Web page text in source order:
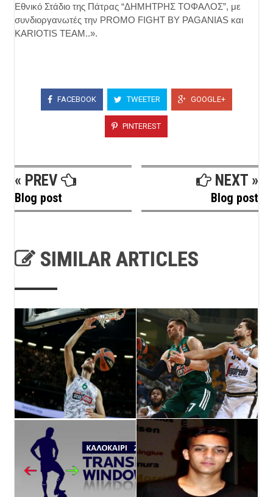
Εθνικό Στάδιο της Πάτρας “ΔΗΜΗΤΡΗΣ ΤΟΦΑΛΟΣ”, με
συνδιοργανωτές την PROMO FIGHT BY PAGANIAS και
KARIOTIS TEAM..».
FACEBOOK TWEETER GOOGLE+
PINTEREST
« PREV
Blog post
NEXT »
Blog post
SIMILAR ARTICLES